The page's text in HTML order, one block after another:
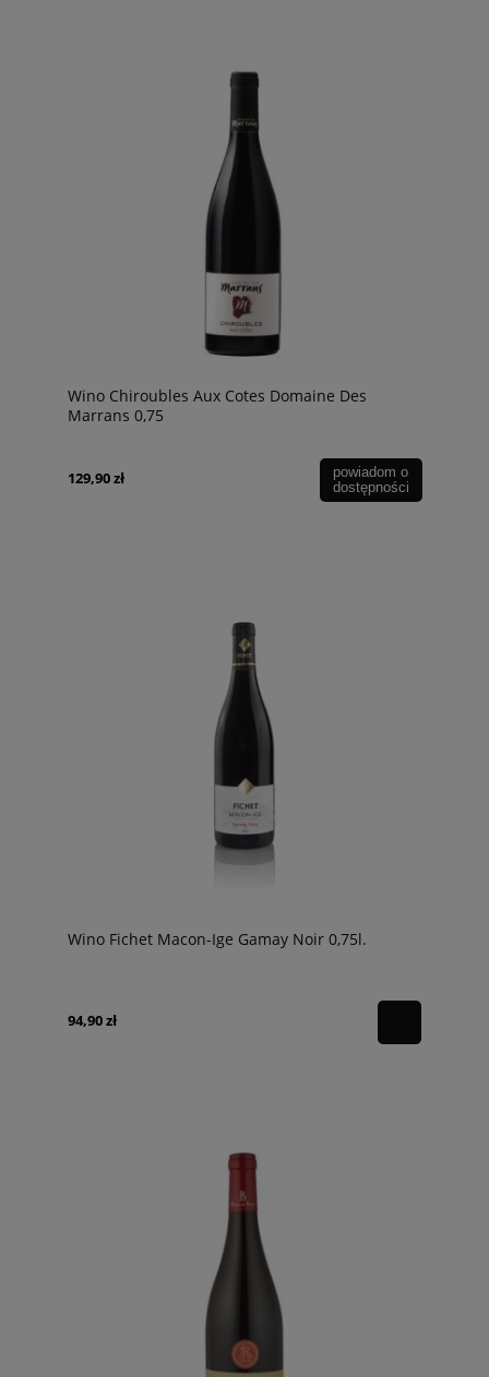
Wino Chiroubles Aux Cotes Domaine Des
Marrans 0,75
129,90 zł
powiadom o
dostępności
Wino Fichet Macon-Ige Gamay Noir 0,75l.
94,90 zł